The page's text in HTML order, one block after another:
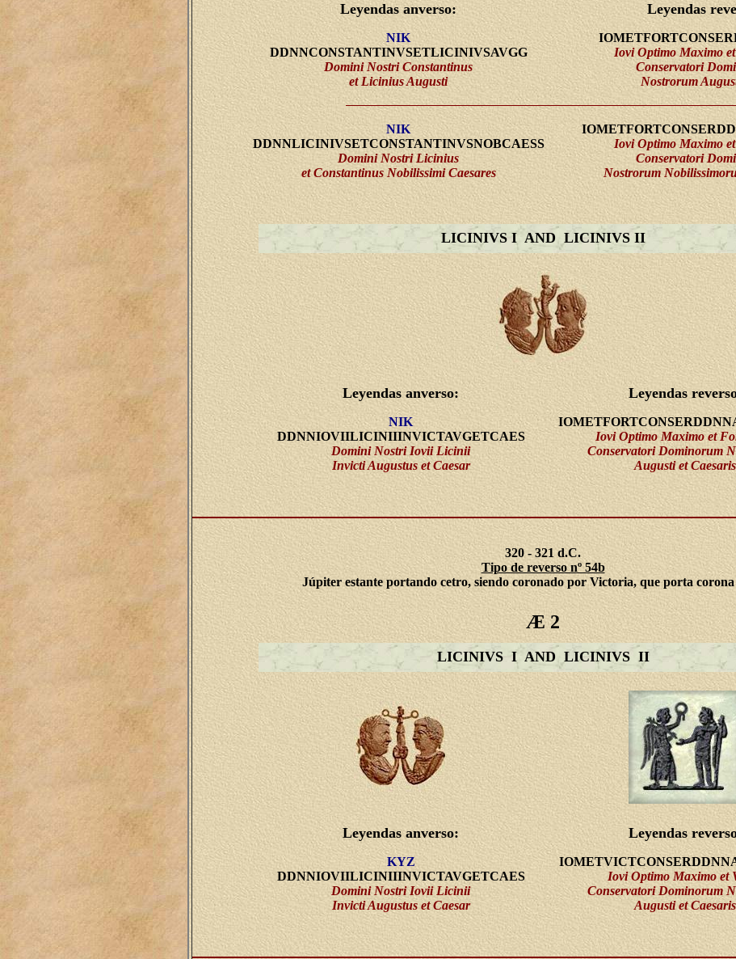
Leyendas anverso:
NIK
DDNNCONSTANTINVSETLICINIVSAVGG
Domini Nostri Constantinus
et Licinius Augusti
Leyendas
Iovi Optimo Maximo
Conservatori
Nostrorum
NIK
DDNNLICINIVSETCONSTANTINVSNOBCAESS
Domini Nostri Licinius
et Constantinus Nobilissimi Caesares
Iovi Optimo Maximo
Conservatori
Nostrorum
LICINIVS I AND LICINIVS II
Leyendas anverso:
NIK
DDNNIOVIILICINIIINVICTAVGETCAES
Domini Nostri Iovii Licinii
Invicti Augustus et Caesar
Leyendas
Iovi Optimo Maximo et
Conservatori Dominorum
Augusti et Caesaris
320 - 321 d.C.
Tipo de reverso nº 54b
Júpiter estante portando cetro, siendo coronado por Victoria, que porta
Æ 2
LICINIVS I AND LICINIVS II
Leyendas anverso:
KYZ
DDNNIOVIILICINIIINVICTAVGETCAES
Domini Nostri Iovii Licinii
Invicti Augustus et Caesar
Leyendas
Iovi Optimo Maximo et
Conservatori Dominorum
Augusti et Caesaris